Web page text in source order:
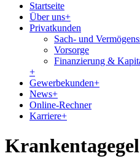
Startseite
Über uns+
Privatkunden
Sach- und
Vorsorge
Finanzierung &
+
Gewerbekunden+
News+
Online-Rechner
Karriere+